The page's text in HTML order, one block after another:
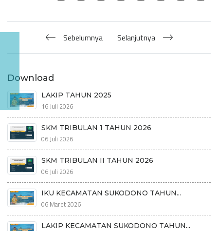
Sebelumnya Selanjutnya
Download
LAKIP TAHUN 2025
16 Juli 2026
SKM TRIBULAN 1 TAHUN 2026
06 Juli 2026
SKM TRIBULAN II TAHUN 2026
06 Juli 2026
IKU KECAMATAN SUKODONO TAHUN...
06 Maret 2026
LAKIP KECAMATAN SUKODONO TAHUN...